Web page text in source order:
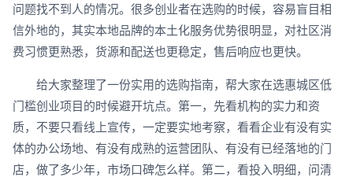
问题找不到人的情况。很多创业者在选购的时候，容易盲目相
信外地的，其实本地品牌的本土化服务优势很明显，对社区消
费习惯更熟悉，货源和配送也更稳定，售后响应也更快。
给大家整理了一份实用的选购指南，帮大家在选惠城区低
门槛创业项目的时候避开坑点。第一，先看机构的实力和资
质，不要只看线上宣传，一定要实地考察，看看企业有没有实
体的办公场地、有没有成熟的运营团队、有没有已经落地的门
店，做了多少年，市场口碑怎么样。第二，看投入明细，问清